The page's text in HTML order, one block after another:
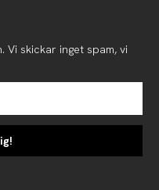
skickar inget spam, vi